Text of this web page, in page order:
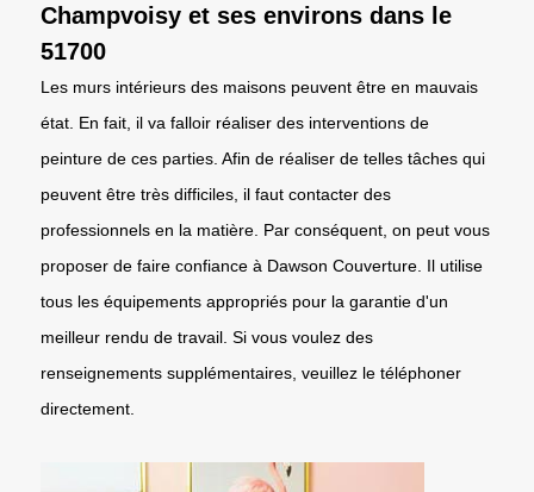
Champvoisy et ses environs dans le
51700
Les murs intérieurs des maisons peuvent être en mauvais
état. En fait, il va falloir réaliser des interventions de
peinture de ces parties. Afin de réaliser de telles tâches qui
peuvent être très difficiles, il faut contacter des
professionnels en la matière. Par conséquent, on peut vous
proposer de faire confiance à Dawson Couverture. Il utilise
tous les équipements appropriés pour la garantie d'un
meilleur rendu de travail. Si vous voulez des
renseignements supplémentaires, veuillez le téléphoner
directement.